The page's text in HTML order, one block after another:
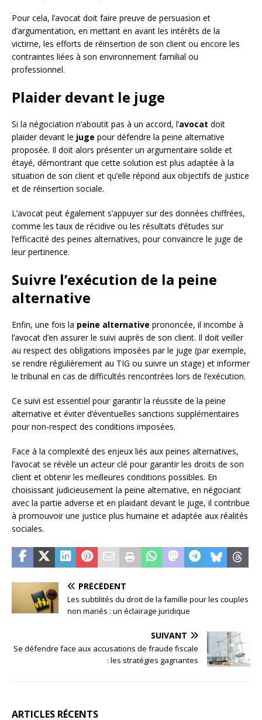
Pour cela, l’avocat doit faire preuve de persuasion et
d’argumentation, en mettant en avant les intérêts de la
victime, les efforts de réinsertion de son client ou encore les
contraintes liées à son environnement familial ou
professionnel.
Plaider devant le juge
Si la négociation n’aboutit pas à un accord, l’avocat doit
plaider devant le juge pour défendre la peine alternative
proposée. Il doit alors présenter un argumentaire solide et
étayé, démontrant que cette solution est plus adaptée à la
situation de son client et qu’elle répond aux objectifs de justice
et de réinsertion sociale.
L’avocat peut également s’appuyer sur des données chiffrées,
comme les taux de récidive ou les résultats d’études sur
l’efficacité des peines alternatives, pour convaincre le juge de
leur pertinence.
Suivre l’exécution de la peine
alternative
Enfin, une fois la peine alternative prononcée, il incombe à
l’avocat d’en assurer le suivi auprès de son client. Il doit veiller
au respect des obligations imposées par le juge (par exemple,
se rendre régulièrement au TIG ou suivre un stage) et informer
le tribunal en cas de difficultés rencontrées lors de l’exécution.
Ce suivi est essentiel pour garantir la réussite de la peine
alternative et éviter d’éventuelles sanctions supplémentaires
pour non-respect des conditions imposées.
Face à la complexité des enjeux liés aux peines alternatives,
l’avocat se révèle un acteur clé pour garantir les droits de son
client et obtenir les meilleures conditions possibles. En
choisissant judicieusement la peine alternative, en négociant
avec la partie adverse et en plaidant devant le juge, il contribue
à promouvoir une justice plus humaine et adaptée aux réalités
sociales.
PRÉCÉDENT
Les subtilités du droit de la famille pour les couples
non mariés : un éclairage juridique
SUIVANT
Se défendre face aux accusations de fraude fiscale
: les stratégies gagnantes
ARTICLES RÉCENTS